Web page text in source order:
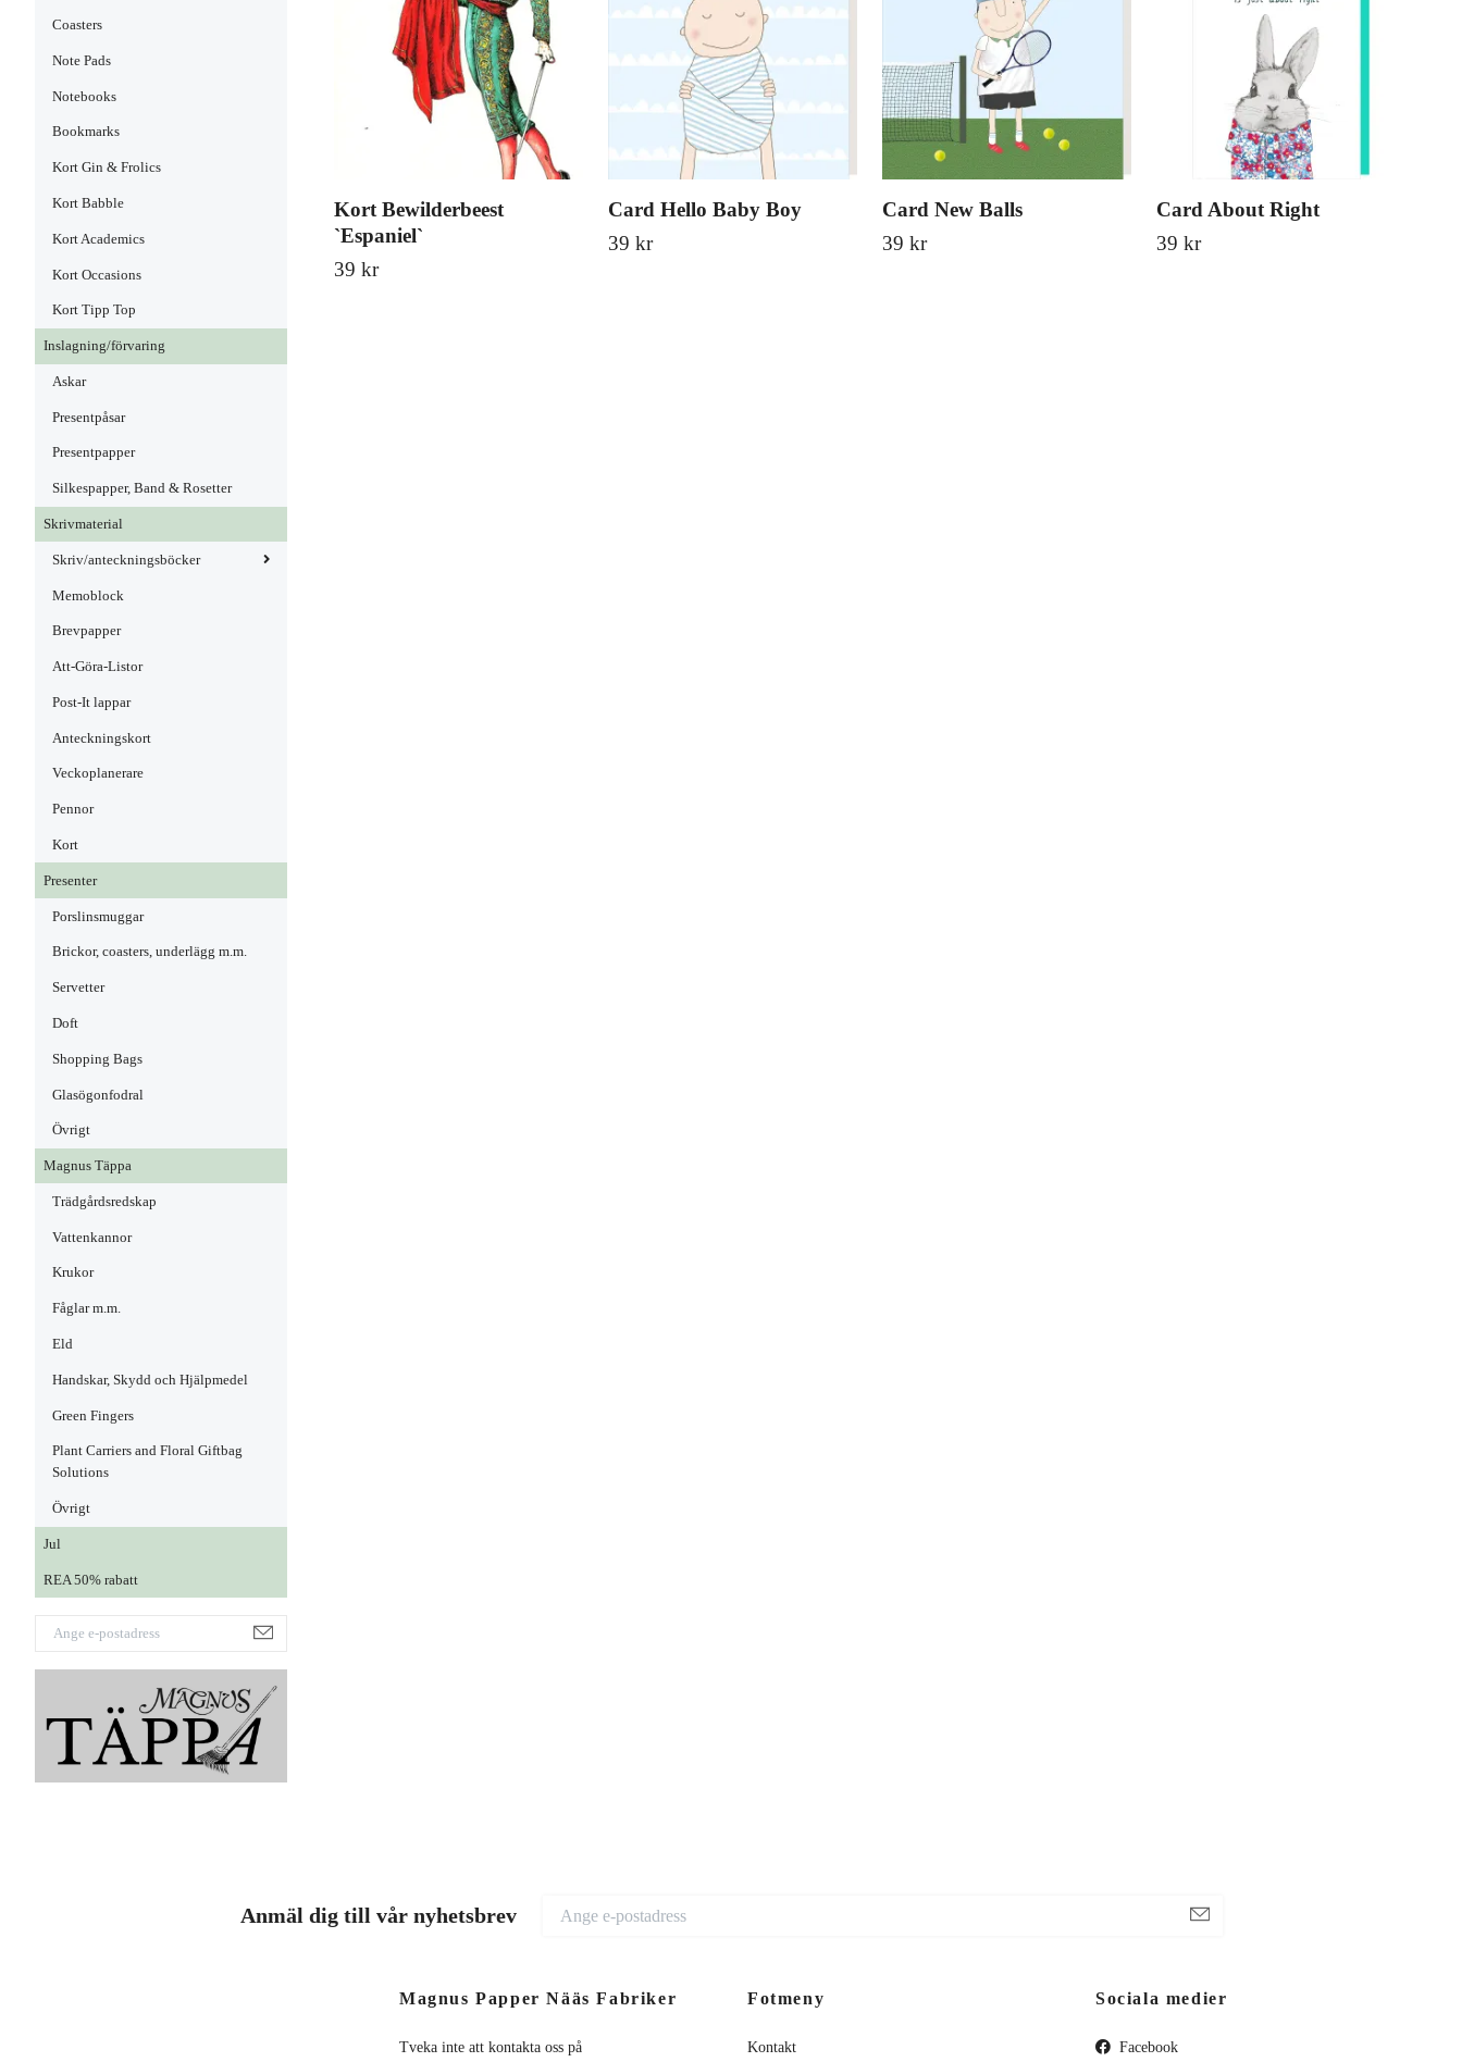
Coasters
Note Pads
Notebooks
Bookmarks
Kort Gin & Frolics
Kort Babble
Kort Academics
Kort Occasions
Kort Tipp Top
Inslagning/förvaring
Askar
Presentpåsar
Presentpapper
Silkespapper, Band & Rosetter
Skrivmaterial
Skriv/anteckningsböcker
Memoblock
Brevpapper
Att-Göra-Listor
Post-It lappar
Anteckningskort
Veckoplanerare
Pennor
Kort
Presenter
Porslinsmuggar
Brickor, coasters, underlägg m.m.
Servetter
Doft
Shopping Bags
Glasögonfodral
Övrigt
Magnus Täppa
Trädgårdsredskap
Vattenkannor
Krukor
Fåglar m.m.
Eld
Handskar, Skydd och Hjälpmedel
Green Fingers
Plant Carriers and Floral Giftbag
Solutions
Övrigt
Jul
REA 50% rabatt
Kort Bewilderbeest
`Espaniel`
39 kr
Card Hello Baby Boy
39 kr
Card New Balls
39 kr
Card About Right
39 kr
Anmäl dig till vår nyhetsbrev
Magnus Papper Nääs Fabriker
Tveka inte att kontakta oss på
Fotmeny
Kontakt
Sociala medier
Facebook